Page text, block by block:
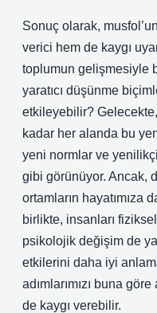
Sonuç olarak,
verici hem de kaygı
toplumun gelişmesiyle
yaratıcı düşünme
etkileyebilir?
kadar her alanda bu
yeni normlar ve
gibi görünüyor. Ancak,
ortamların hayatımıza
birlikte, insanları
psikolojik değişim de
etkilerini daha iyi
adımlarımızı buna
de kaygı verebilir.